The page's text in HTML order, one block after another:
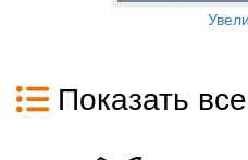
Показать